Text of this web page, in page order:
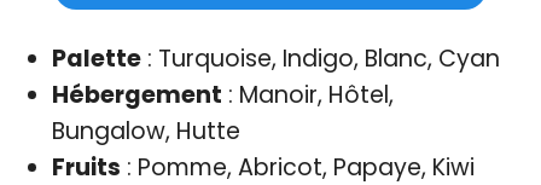
Palette: Turquoise, Indigo, Blanc, Cyan
Hébergement : Manoir, Hôtel,
Bungalow, Hutte
Fruits : Pomme, Abricot, Papaye, Kiwi